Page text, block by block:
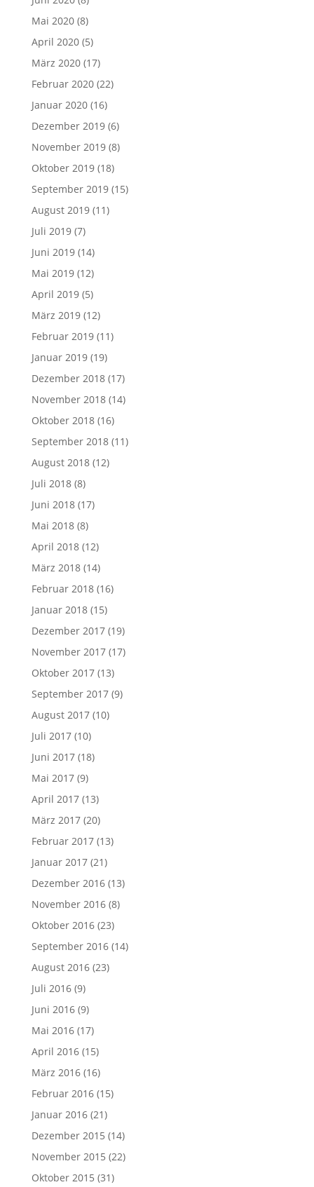
Mai 2020(8)
April 2020(5)
März 2020(17)
Februar 2020(22)
Januar 2020(16)
Dezember 2019(6)
November 2019(8)
Oktober 2019(18)
September 2019(15)
August 2019(11)
Juli 2019(7)
Juni 2019(14)
Mai 2019(12)
April 2019(5)
März 2019(12)
Februar 2019(11)
Januar 2019(19)
Dezember 2018(17)
November 2018(14)
Oktober 2018(16)
September 2018(11)
August 2018(12)
Juli 2018(8)
Juni 2018(17)
Mai 2018(8)
April 2018(12)
März 2018(14)
Februar 2018(16)
Januar 2018(15)
Dezember 2017(19)
November 2017(17)
Oktober 2017(13)
September 2017(9)
August 2017(10)
Juli 2017(10)
Juni 2017(18)
Mai 2017(9)
April 2017(13)
März 2017(20)
Februar 2017(13)
Januar 2017(21)
Dezember 2016(13)
November 2016(8)
Oktober 2016(23)
September 2016(14)
August 2016(23)
Juli 2016(9)
Juni 2016(9)
Mai 2016(17)
April 2016(15)
März 2016(16)
Februar 2016(15)
Januar 2016(21)
Dezember 2015 (14)
November 2015 (22)
Oktober 2015 (31)